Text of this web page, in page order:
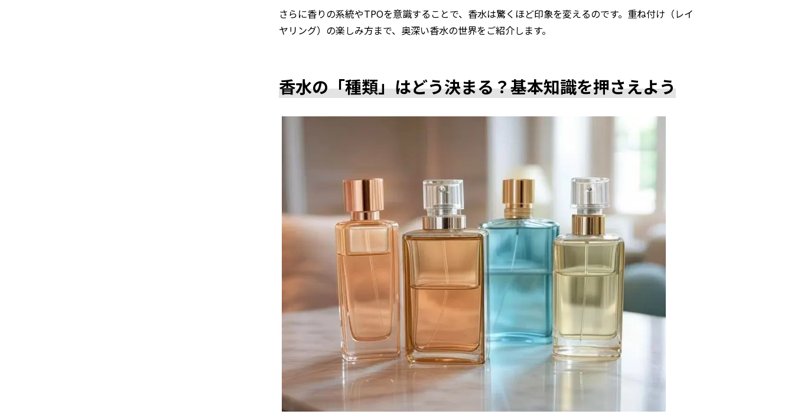
さらに香りの系統やTPOを意識することで、香水は驚くほど印象を変えるのです。重ね付け（レイ
ヤリング）の楽しみ方まで、奥深い香水の世界をご紹介します。
香水の「種類」はどう決まる？基本知識を押さえよう